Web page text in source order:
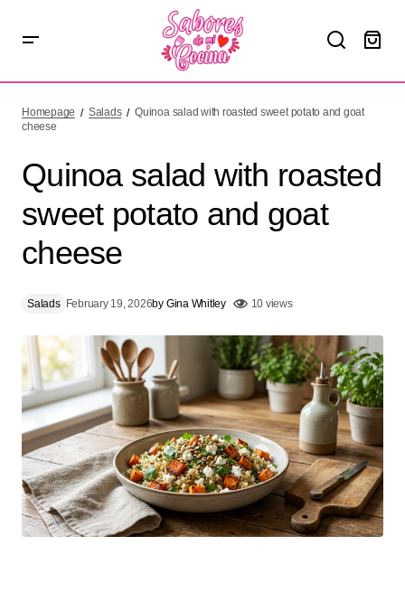
Homepage Salads
Quinoa salad with roasted sweet potato and goat
cheese
Quinoa salad with roasted
sweet potato and goat
cheese
Salads February 19, 2026by Gina Whitley 10 views